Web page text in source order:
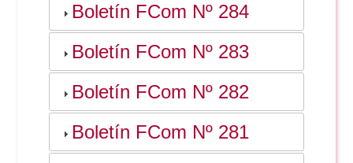
Boletín FCom Nº 284
Boletín FCom Nº 283
Boletín FCom Nº 282
Boletín FCom Nº 281